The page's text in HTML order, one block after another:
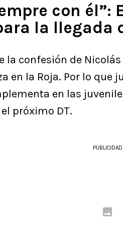
con él”:
la llegada
la confesión de
en la Roja. Por lo que
en las
próximo DT.
PUBLICIDAD